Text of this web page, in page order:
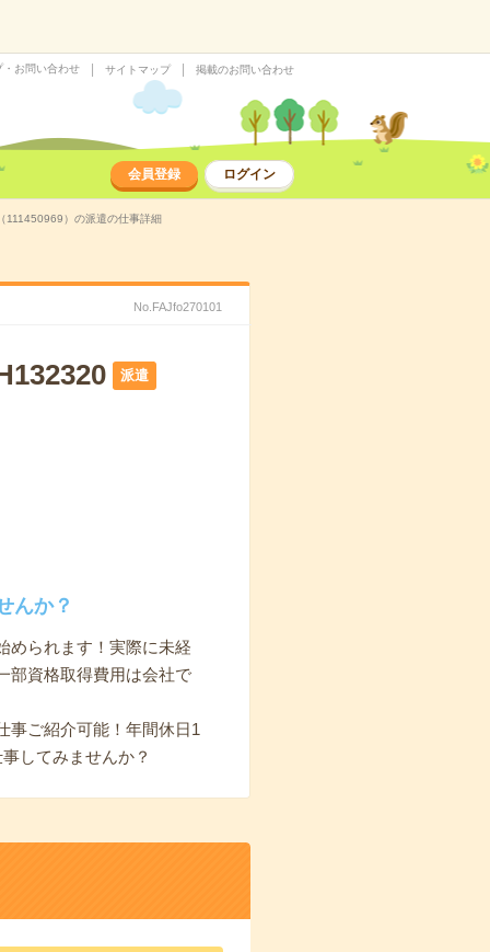
・お問い合わせ サイトマップ 掲載のお問い合わせ
会員登録 ログイン
111450969）の派遣の仕事詳細
No.FAJfo270101
派遣
んか？
められます！実際に未経
部資格取得費用は会社で
事ご紹介可能！年間休日1
してみませんか？